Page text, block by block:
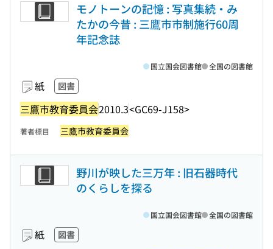
モノトーンの記憶 : 写真集続・み
たかの今昔 : 三鷹市市制施行60周
年記念誌
紙 図書
三鷹市教育委員会2010.3<GC69-J158>
国立国会図書館 全国の図書館
著者標目 三鷹市教育委員会
野川が映した三万年 : 旧石器時代
のくらしを探る
紙 図書
国立国会図書館 全国の図書館